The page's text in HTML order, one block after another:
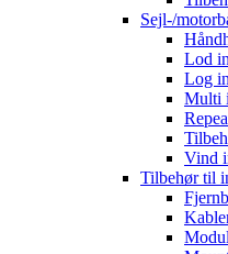
Sejl-/
Lod
Log
Multi
Vind
Tilbehør til